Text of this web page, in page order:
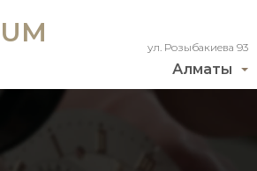
Алматы
ул. Розыбакиева 93